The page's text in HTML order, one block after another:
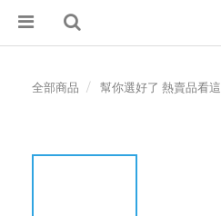
全部商品 幫你選好了 熱賣品看這